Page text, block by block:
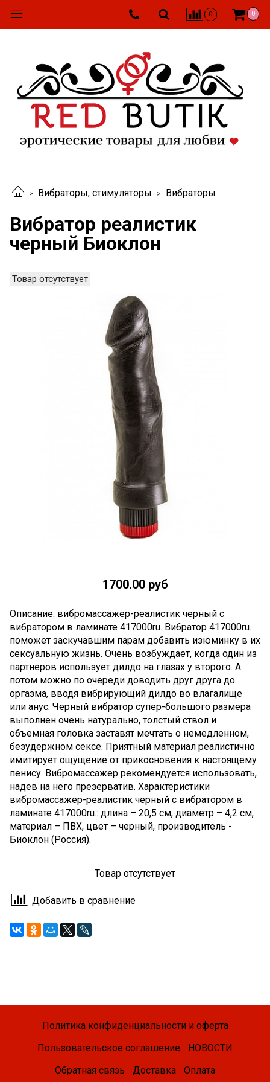
0 0
Вибраторы, стимуляторы Вибраторы
Вибратор реалистик
черный Биоклон
Товар отсутствует
1700.00 руб
Описание: вибромассажер-реалистик черный с
вибратором в ламинате 417000ru. Вибратор 417000ru.
поможет заскучавшим парам добавить изюминку в их
сексуальную жизнь. Очень возбуждает, когда один из
партнеров использует дилдо на глазах у второго. А
потом можно по очереди доводить друг друга до
оргазма, вводя вибрирующий дилдо во влагалище
или анус. Черный вибратор супер-большого размера
выполнен очень натурально, толстый ствол и
объемная головка заставят мечтать о немедленном,
безудержном сексе. Приятный материал реалистично
имитирует ощущение от прикосновения к настоящему
пенису. Вибромассажер рекомендуется использовать,
надев на него презерватив. Характеристики
вибромассажер-реалистик черный с вибратором в
ламинате 417000ru.: длина – 20,5 см, диаметр – 4,2 см,
материал – ПВХ, цвет – черный, производитель -
Биоклон (Россия).
Товар отсутствует
Добавить в сравнение
Политика конфиденциальности и оферта
Пользовательское соглашение
НОВОСТИ
Обратная связь
Доставка Оплата